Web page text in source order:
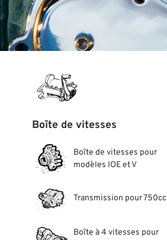
Boîte de vitesses
Boîte de vitesses pour
modèles IOE et V
Transmission pour 750cc
Boîte à 4 vitesses pour